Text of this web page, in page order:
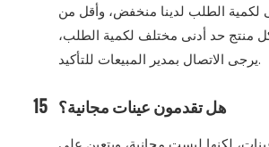
لكمية الطلب لدينا منخفض، وأقل من
منتج حد أدنى مختلف لكمية الطلب،
يرجى الاتصال بمدير المبيعات للتأكيد.
15 هل تقدمون عينات مجانية؟